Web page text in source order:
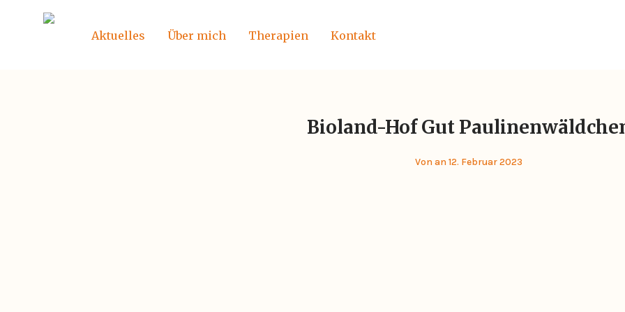
Aktuelles Über mich Therapien Kontakt
Bioland-Hof Gut
Von an 12. Februar 2023